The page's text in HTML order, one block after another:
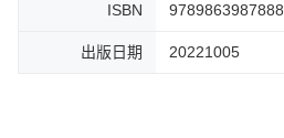
ISBN 9789863987888
出版日期 20221005